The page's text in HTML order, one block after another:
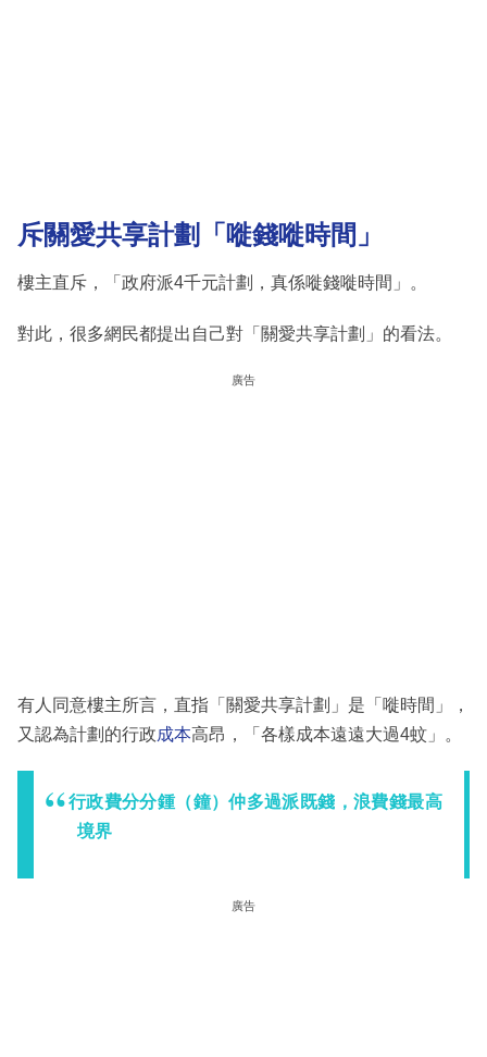
斥關愛共享計劃「嘥錢嘥時間」
樓主直斥，「政府派4千元計劃，真係嘥錢嘥時間」。
對此，很多網民都提出自己對「關愛共享計劃」的看法。
廣告
有人同意樓主所言，直指「關愛共享計劃」是「嘥時間」，
又認為計劃的行政成本高昂，「各樣成本遠遠大過4蚊」。
行政費分分鍾（鐘）仲多過派既錢，浪費錢最高
境界
廣告